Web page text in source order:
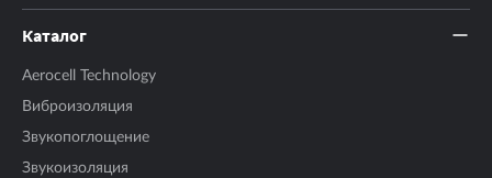
Способ монтажа
Каталог
Aerocell Technology
Виброизоляция
Звукопоглощение
Звукоизоляция